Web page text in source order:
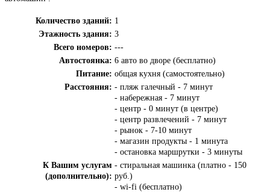
Количество зданий: 1
Этажность здания: 3
Всего номеров: ---
Автостоянка: 6 авто во дворе (бесплатно)
Питание: общая кухня (самостоятельно)
Расстояния: - пляж галечный - 7 минут
- набережная - 7 минут
- центр - 0 минут (в центре)
- центр развлечений - 7 минут
- рынок - 7-10 минут
- магазин продукты - 1 минута
- остановка маршрутки - 3 минуты
К Вашим услугам
(дополнительно):
- стиральная машинка (платно - 150
руб.)
- wi-fi (бесплатно)